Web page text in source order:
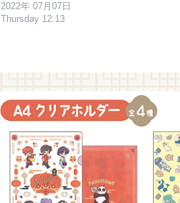
2022年 07月07日
Thursday 12:13